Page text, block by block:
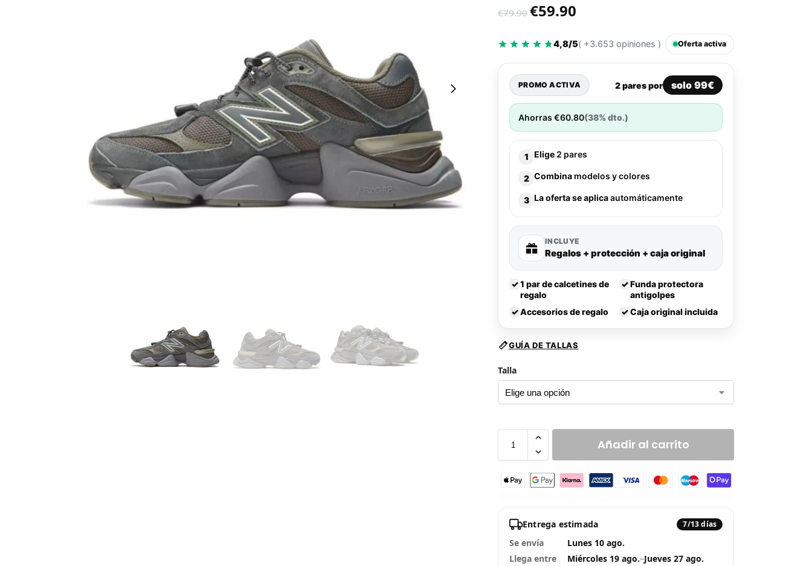
€79.90 €59.90
4,8/5( +3.653 opiniones ) Oferta activa
PROMO ACTIVA 2 pares por solo 99€
Ahorras€60.80(38% dto.)
1 Elige 2 pares
2 Combina modelos y colores
3 La oferta se aplicaautomáticamente
INCLUYE
Regalos + protección + caja original
✓1 par de calcetines de
regalo
✓ Funda protectora
antigolpes
✓Accesorios de regalo ✓ Caja original incluida
GUÍA DE TALLAS
Talla
Añadir al carrito
Entrega estimada 7/13 días
Se envía
Lunes 10 ago.
Llega entre
Miércoles 19 ago.–Jueves 27 ago.